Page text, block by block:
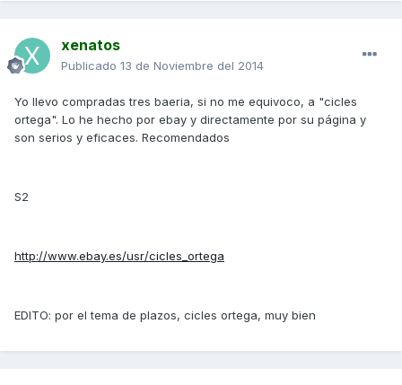
xenatos
Publicado 13 de Noviembre del 2014
Yo llevo compradas tres baeria, si no me equivoco, a "cicles
ortega". Lo he hecho por ebay y directamente por su página y
son serios y eficaces. Recomendados
S2
http://www.ebay.es/usr/cicles_ortega
EDITO: por el tema de plazos, cicles ortega, muy bien